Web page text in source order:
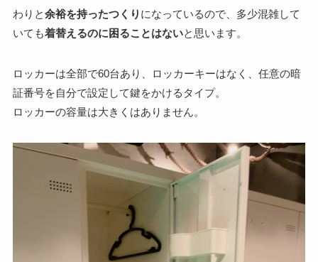
わりと余裕を持ったつくり になっているので、多少混雑して
いても着替えるのに困ることはないと思います。
ロッカーは全部で60台あり、ロッカーキーはなく、任意の暗
証番号を自分で設定して鍵をかけるタイプ。
ロッカーの容量は大きくはありません。